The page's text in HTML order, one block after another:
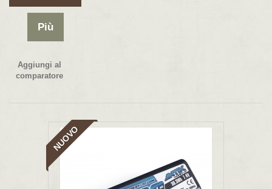
Più
Aggiungi al
comparatore
NUOVO